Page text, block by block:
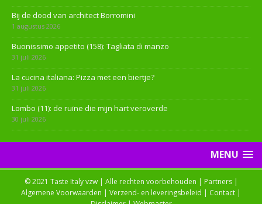
Bij de dood van architect Borromini
1 augustus 2026
Buonissimo appetito (158): Tagliata di manzo
31 juli 2026
La cucina italiana: Pizza met een biertje?
31 juli 2026
Lombo (11): de ruïne die mijn hart veroverde
30 juli 2026
MENU
© 2021 Taste Italy vzw | Alle rechten voorbehouden | Partners|
Algemene Voorwaarden | Verzend- en leveringsbeleid | Contact |